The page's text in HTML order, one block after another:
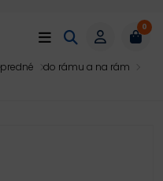
0
predné
do rámu a na rám